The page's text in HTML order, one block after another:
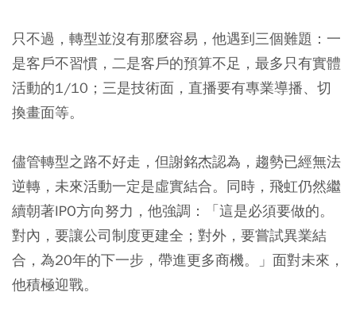
只不過，轉型並沒有那麼容易，他遇到三個難題：一
是客戶不習慣，二是客戶的預算不足，最多只有實體
活動的1/10；三是技術面，直播要有專業導播、切
換畫面等。
儘管轉型之路不好走，但謝銘杰認為，趨勢已經無法
逆轉，未來活動一定是虛實結合。同時，飛虹仍然繼
續朝著IPO方向努力，他強調：「這是必須要做的。
對內，要讓公司制度更建全；對外，要嘗試異業結
合，為20年的下一步，帶進更多商機。」面對未來，
他積極迎戰。